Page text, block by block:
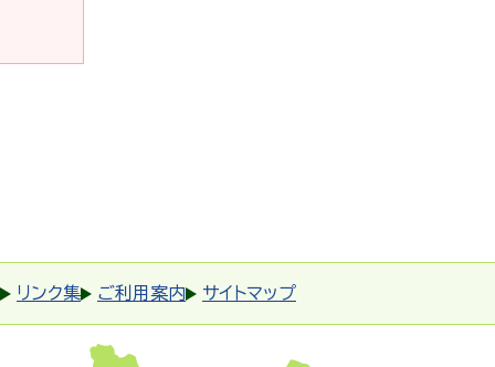
リンク集 ご利用案内 サイトマップ